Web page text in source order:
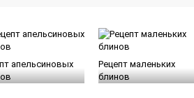
апельсиновых
Рецепт маленьких
блинов